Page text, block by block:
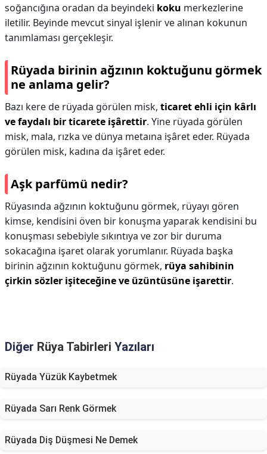
soğancığına oradan da beyindeki koku merkezlerine
iletilir. Beyinde mevcut sinyal işlenir ve alınan kokunun
tanımlaması gerçekleşir.
Rüyada birinin ağzının koktuğunu görmek
ne anlama gelir?
Bazı kere de rüyada görülen misk, ticaret ehli için kârlı
ve faydalı bir ticarete işârettir. Yine rüyada görülen
misk, mala, rızka ve dünya metaına işâret eder. Rüyada
görülen misk, kadına da işâret eder.
Aşk parfümü nedir?
Rüyasında ağzının koktuğunu görmek, rüyayı gören
kimse, kendisini öven bir konuşma yaparak kendisini bu
konuşması sebebiyle sıkıntıya ve zor bir duruma
sokacağına işaret olarak yorumlanır. Rüyada başka
birinin ağzının koktuğunu görmek, rüya sahibinin
çirkin sözler işiteceğine ve üzüntüsüne işarettir.
Diğer Rüya Tabirleri Yazıları
Rüyada Yüzük Kaybetmek
Rüyada Sarı Renk Görmek
Rüyada Diş Düşmesi Ne Demek